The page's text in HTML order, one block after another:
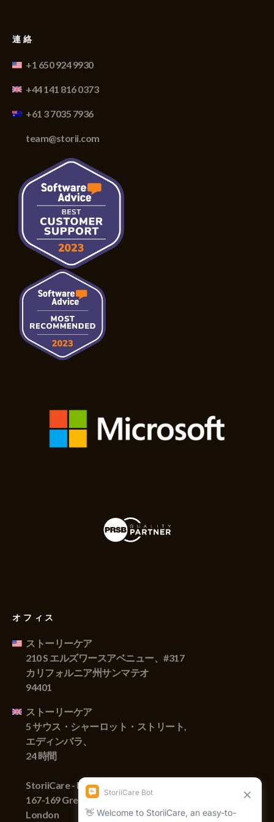
連絡
+1 650 924 9930
+44 141 816 0373
+61 3 7035 7936
team@storii.com
オフィス
ストーリーケア
210 S エルズワースアベニュー、#317
カリフォルニア州サンマテオ
94401
ストーリーケア
5 サウス・シャーロット・ストリート,
エディンバラ、
24 時間
StoriiCare - England
167-169 Great Portland Street,
London